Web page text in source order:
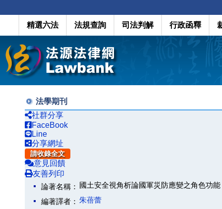
精選六法 法規查詢 司法判解 行政函釋
法學期刊
社群分享
FaceBook
Line
分享網址
請收錄全文
意見回饋
友善列印
論著名稱： 國土安全視角析論國軍災防應變之角色功能
編著譯者： 朱蓓蕾